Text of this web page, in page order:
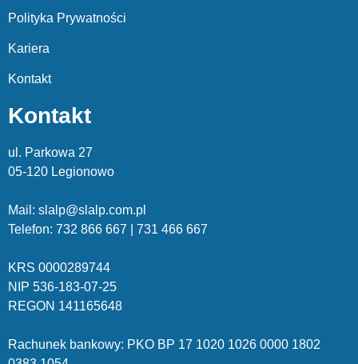
Polityka Prywatności
Kariera
Kontakt
Kontakt
ul. Parkowa 27
05-120 Legionowo
Mail: slalp@slalp.com.pl
Telefon: 732 866 667 | 731 466 667
KRS 0000289744
NIP 536-183-07-25
REGON 141165648
Rachunek bankowy: PKO BP 17 1020 1026 0000 1802